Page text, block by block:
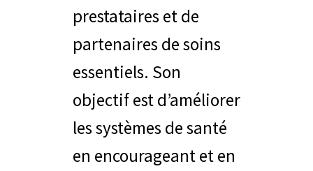
prestataires et de
partenaires de soins
essentiels. Son
objectif est d’améliorer
les systèmes de santé
en encourageant et en